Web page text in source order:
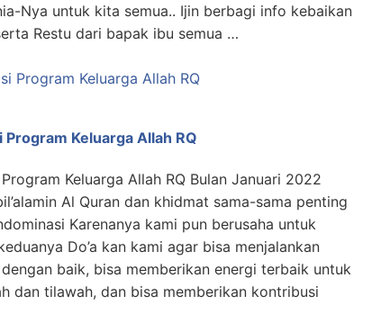
Nya untuk kita semua.. Ijin berbagi info kebaikan
Restu dari bapak ibu semua …
Keluarga Allah RQ
Keluarga Allah RQ Bulan Januari 2022
Al Quran dan khidmat sama-sama penting
Karenanya kami pun berusaha untuk
Do’a kan kami agar bisa menjalankan
baik, bisa memberikan energi terbaik untuk
dan tilawah, dan bisa memberikan kontribusi